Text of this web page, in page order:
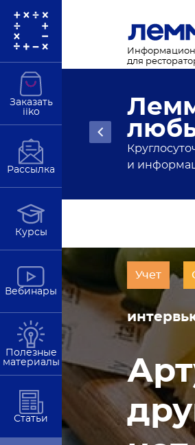
Заказать
iiko
Рассылка
Курсы
Вебинары
Полезные
материалы
Статьи
для
Подробнее
В
Учет